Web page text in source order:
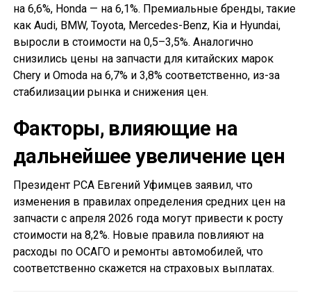
на 6,6%, Honda — на 6,1%. Премиальные бренды, такие
как Audi, BMW, Toyota, Mercedes-Benz, Kia и Hyundai,
выросли в стоимости на 0,5–3,5%. Аналогично
снизились цены на запчасти для китайских марок
Chery и Omoda на 6,7% и 3,8% соответственно, из-за
стабилизации рынка и снижения цен.
Факторы, влияющие на
дальнейшее увеличение цен
Президент РСА Евгений Уфимцев заявил, что
изменения в правилах определения средних цен на
запчасти с апреля 2026 года могут привести к росту
стоимости на 8,2%. Новые правила повлияют на
расходы по ОСАГО и ремонты автомобилей, что
соответственно скажется на страховых выплатах.